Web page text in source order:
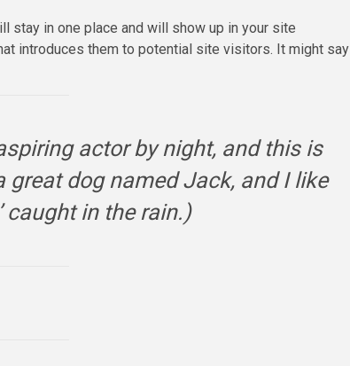
stay in one place and will show up in your site
introduces them to potential site visitors. It might say
actor by night, and this is
great dog named Jack, and I like
caught in the rain.)